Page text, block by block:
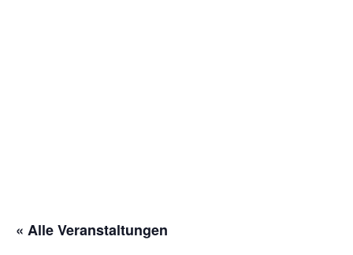
« Alle Veranstaltungen